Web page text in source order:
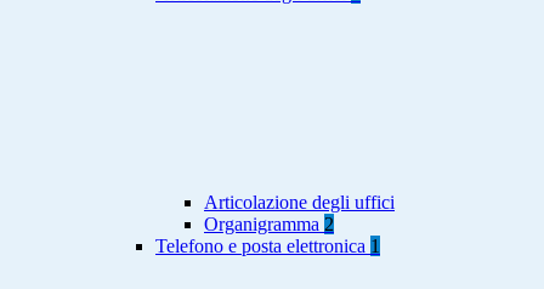
Articolazione degli uffici
Organigramma 2
Telefono e posta elettronica 1